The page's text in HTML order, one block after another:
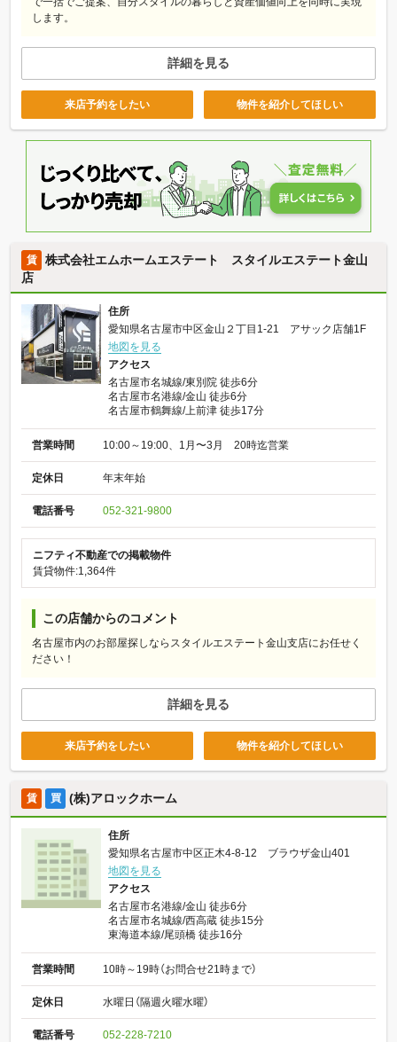
します。
詳細を見る
来店予約をしたい 物件を紹介してほしい
賃
株式会社エムホームエステート スタイルエステート金山
店
住所
愛知県名古屋市中区金山２丁目1-21 アサック店舗1F
地図を見る
アクセス
名古屋市名城線/東別院 徒歩6分
名古屋市名港線/金山 徒歩6分
名古屋市鶴舞線/上前津 徒歩17分
営業時間 10:00～19:00、1月〜3月 20時迄営業
定休日 年末年始
電話番号 052-321-9800
ニフティ不動産での掲載物件
賃貸物件:1,364件
この店舗からのコメント
名古屋市内のお部屋探しならスタイルエステート金山支店にお任せく
ださい！
詳細を見る
来店予約をしたい 物件を紹介してほしい
賃 買 (株)アロックホーム
住所
愛知県名古屋市中区正木4-8-12 ブラウザ金山401
地図を見る
アクセス
名古屋市名港線/金山 徒歩6分
名古屋市名城線/西高蔵 徒歩15分
東海道本線/尾頭橋 徒歩16分
営業時間 10時～19時（お問合せ21時まで）
定休日 水曜日（隔週火曜水曜）
電話番号 052-228-7210